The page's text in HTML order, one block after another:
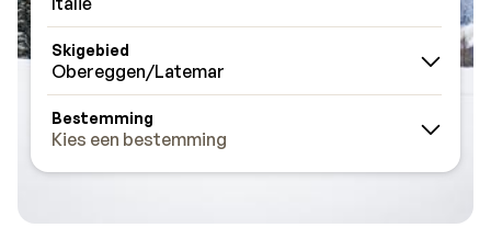
Skigebied
Obereggen/Latemar
Bestemming
Kies een bestemming